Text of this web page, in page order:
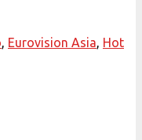
Eurovision Asia Hot